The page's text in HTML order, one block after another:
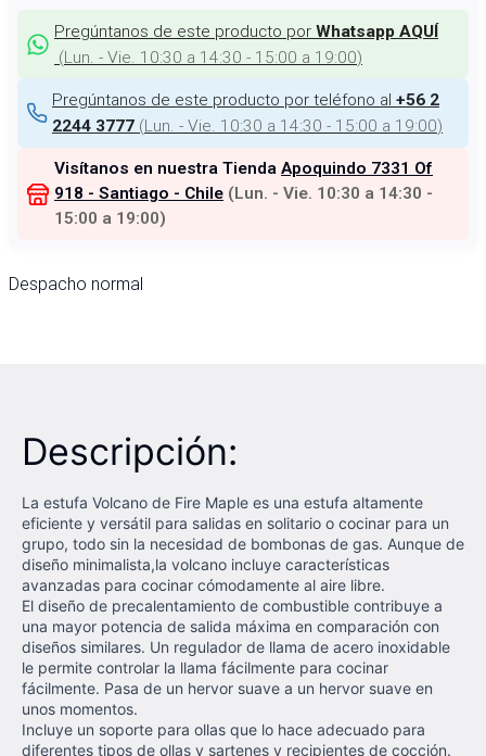
Pregúntanos de este producto por Whatsapp AQUÍ
(Lun. - Vie. 10:30 a 14:30 - 15:00 a 19:00)
Pregúntanos de este producto por teléfono al +56 2
2244 3777 (Lun. - Vie. 10:30 a 14:30 - 15:00 a 19:00)
Visítanos en nuestra Tienda Apoquindo 7331 Of
918 - Santiago - Chile (Lun. - Vie. 10:30 a 14:30 -
15:00 a 19:00)
Despacho normal
Descripción:
La estufa Volcano de Fire Maple es una estufa altamente
eficiente y versátil para salidas en solitario o cocinar para un
grupo, todo sin la necesidad de bombonas de gas. Aunque de
diseño minimalista,la volcano incluye características
avanzadas para cocinar cómodamente al aire libre.
El diseño de precalentamiento de combustible contribuye a
una mayor potencia de salida máxima en comparación con
diseños similares. Un regulador de llama de acero inoxidable
le permite controlar la llama fácilmente para cocinar
fácilmente. Pasa de un hervor suave a un hervor suave en
unos momentos.
Incluye un soporte para ollas que lo hace adecuado para
diferentes tipos de ollas y sartenes y recipientes de cocción.